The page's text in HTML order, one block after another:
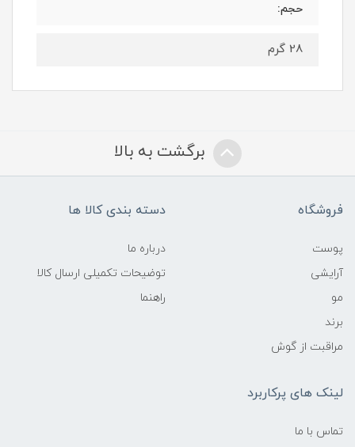
حجم:
28 گرم
برگشت به بالا
فروشگاه
پوست
آرایشی
مو
برند
مراقبت از گوش
دسته بندی کالا ها
درباره ما
توضیحات تکمیلی ارسال کالا
راهنما
لینک های پرکاربرد
تماس با ما